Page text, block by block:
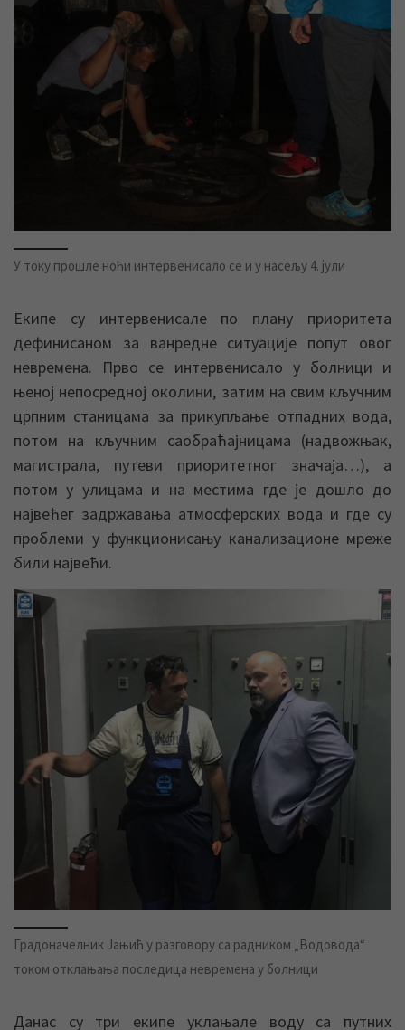
У току прошле ноћи интервенисало се и у насељу 4. јули
Екипе су интервенисале по плану приоритета
дефинисаном за ванредне ситуације попут овог
невремена. Прво се интервенисало у болници и
њеној непосредној околини, затим на свим кључним
црпним станицама за прикупљање отпадних вода,
потом на кључним саобраћајницама (надвожњак,
магистрала, путеви приоритетног значаја…), а
потом у улицама и на местима где је дошло до
највећег задржавања атмосферских вода и где су
проблеми у функционисању канализационе мреже
били највећи.
Градоначелник Јањић у разговору са радником „Водовода“
током отклањања последица невремена у болници
Данас су три екипе уклањале воду са путних